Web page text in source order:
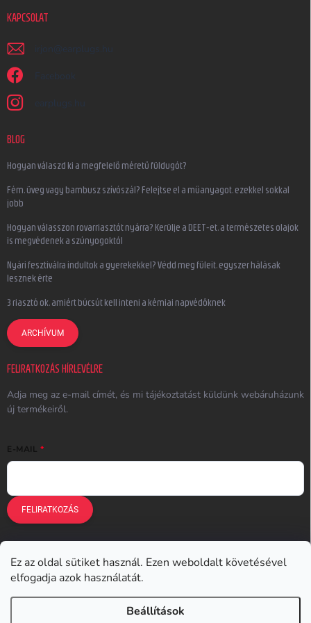
Ez az oldal sütiket használ. Ezen weboldalt követésével
elfogadja azok használatát.
Beállítások
KAPCSOLAT
irjon @ earplugs.hu
Facebook
earplugs.hu
BLOG
Hogyan válaszd ki a megfelelő méretű füldugót?
Fém, üveg vagy bambusz szívószál? Felejtse el a műanyagot, ezekkel sokkal
jobb
Hogyan válasszon rovarriasztót nyárra? Kerülje a DEET-et, a természetes olajok
is megvédenek a szúnyogoktól
Nyári fesztiválra indultok a gyerekekkel? Védd meg füleit, egyszer hálásak
lesznek érte
3 riasztó ok, amiért búcsút kell inteni a kémiai napvédőknek
ARCHÍVUM
FELIRATKOZÁS HÍRLEVÉLRE
Adja meg az e-mail címét, és mi tájékoztatást küldünk webáruházunk
új termékeiről.
E-MAIL
FELIRATKOZÁS
Earplugs.cz Earplugs.sk
Earplugs.at Earplugs.ro Lunesto.cz